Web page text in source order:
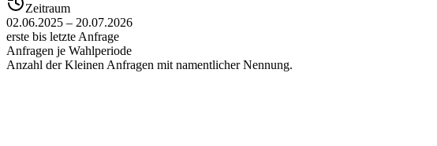
Zeitraum
02.06.2025 – 20.07.2026
erste bis letzte Anfrage
Anfragen je Wahlperiode
Anzahl der Kleinen Anfragen mit namentlicher Nennung.